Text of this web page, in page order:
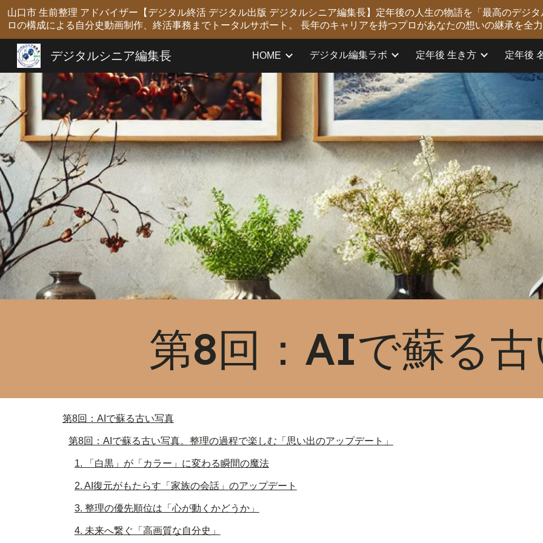
Skip to main content Skip to
山口市 生前整理 アドバイザー【デジタル終活 デジタル出版 デジタルシニア編集長】定年後の人生の物語を「最高のデジ
ロの構成による自分史動画制作、終活事務までトータルサポート。 長年のキャリアを持つプロがあなたの想いの継承を全
デジタルシニア編集長 HOME デジタル編集ラボ 定年後 生き方 定年後
第8回：AIで蘇る
第8回：AIで蘇る古い写真
第8回：AIで蘇る古い写真。整理の過程で楽しむ「思い出のアップデート」
1. 「白黒」が「カラー」に変わる瞬間の魔法
2. AI復元がもたらす「家族の会話」のアップデート
3. 整理の優先順位は「心が動くかどうか」
4. 未来へ繋ぐ「高画質な自分史」